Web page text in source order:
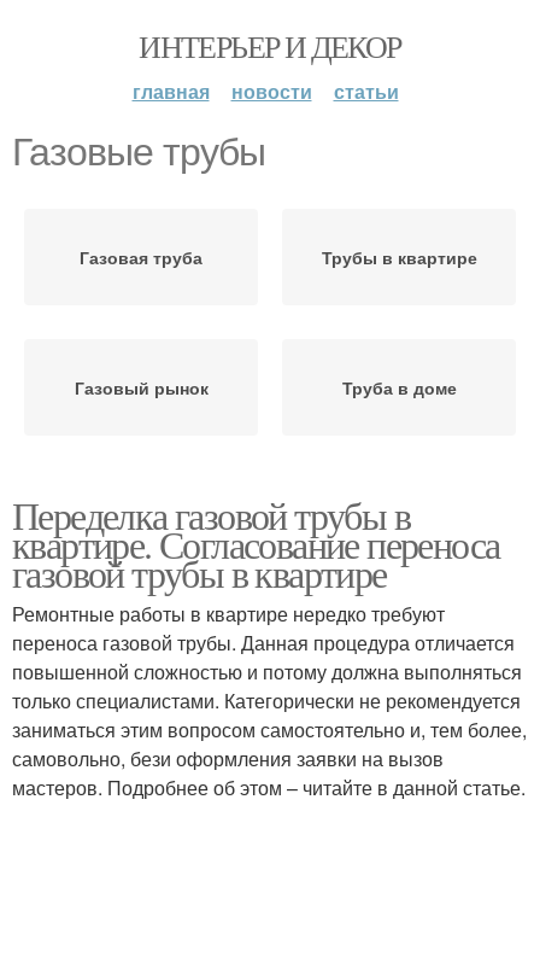
ИНТЕРЬЕР И ДЕКОР
главная новости статьи
Газовые трубы
Газовая труба Трубы в квартире
Газовый рынок Труба в доме
Переделка газовой трубы в
квартире. Согласование переноса
газовой трубы в квартире
Ремонтные работы в квартире нередко требуют
переноса газовой трубы. Данная процедура отличается
повышенной сложностью и потому должна выполняться
только специалистами. Категорически не рекомендуется
заниматься этим вопросом самостоятельно и, тем более,
самовольно, бези оформления заявки на вызов
мастеров. Подробнее об этом – читайте в данной статье.